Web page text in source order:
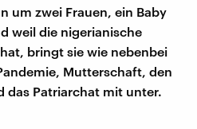
um zwei Frauen, ein Baby
weil die nigerianische
bringt sie wie nebenbei
Mutterschaft, den
das Patriarchat mit unter.